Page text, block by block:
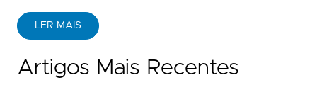
LER MAIS
Artigos Mais Recentes